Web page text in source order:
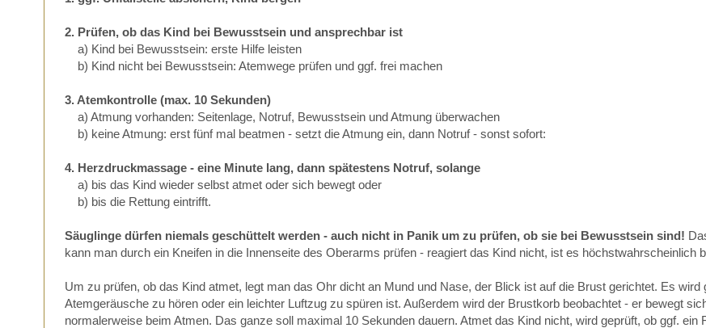
2. Prüfen, ob das Kind bei Bewusstsein und ansprechbar ist
a) Kind bei Bewusstsein: erste Hilfe leisten
b) Kind nicht bei Bewusstsein: Atemwege prüfen und ggf. frei machen
3. Atemkontrolle (max. 10 Sekunden)
a) Atmung vorhanden: Seitenlage, Notruf, Bewusstsein und Atmung überwachen
b) keine Atmung: erst fünf mal beatmen - setzt die Atmung ein, dann Notruf - sonst sofort:
4. Herzdruckmassage - eine Minute lang, dann spätestens Notruf, solange
a) bis das Kind wieder selbst atmet oder sich bewegt oder
b) bis die Rettung eintrifft.
Säuglinge dürfen niemals geschüttelt werden - auch nicht in Panik um zu prüfen, ob sie bei Bewusstsein sind!
kann man durch ein Kneifen in die Innenseite des Oberarms prüfen - reagiert das Kind nicht, ist es höchstwahrscheinlich
Um zu prüfen, ob das Kind atmet, legt man das Ohr dicht an Mund und Nase, der Blick ist auf die Brust gerichtet. Es wird
Atemgeräusche zu hören oder ein leichter Luftzug zu spüren ist. Außerdem wird der Brustkorb beobachtet - er bewegt
normalerweise beim Atmen. Das ganze soll maximal 10 Sekunden dauern. Atmet das Kind nicht, wird geprüft, ob ggf. ein